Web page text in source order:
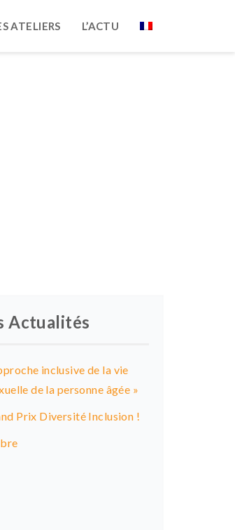
ATELIERS L’ACTU
Actualités
inclusive de la vie
de la personne âgée »
Prix Diversité Inclusion !